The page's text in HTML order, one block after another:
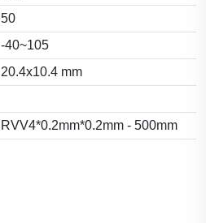
50
-40~105
20.4x10.4 mm
RVV4*0.2mm*0.2mm - 500mm